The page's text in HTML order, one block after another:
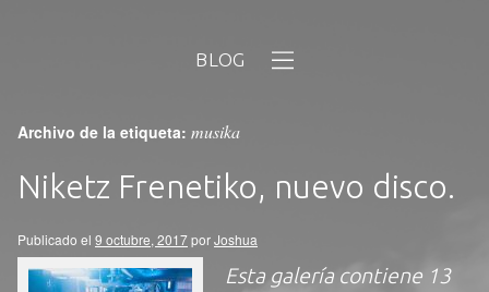
BLOG
Archivo de la etiqueta: musika
Niketz Frenetiko, nuevo disco.
Publicado el 9 octubre, 2017porJoshua
Esta galería contiene 13